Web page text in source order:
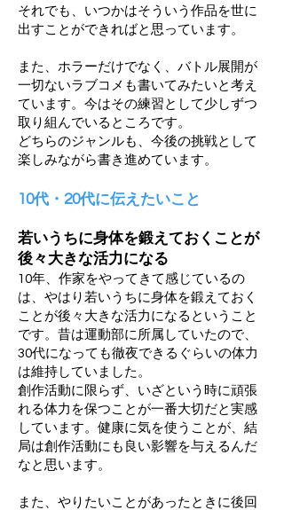
それでも、いつかはそういう作品を世に
出すことができればと思っています。
また、ホラーだけでなく、バトル展開が
一切ないラブコメも書いてみたいと考え
ています。今はその練習として少しずつ
取り組んでいるところです。
どちらのジャンルも、今後の挑戦として
楽しみながら書き進めています。
10代・20代に伝えたいこと
若いうちに身体を鍛えておくことが
後々大きな活力になる
10年、作家をやってきて感じているの
は、やはり若いうちに身体を鍛えておく
ことが後々大きな活力になるということ
です。昔は運動部に所属していたので、
30代になっても徹夜できるぐらいの体力
は維持していました。
創作活動に限らず、いざという時に頑張
れる体力を保つことが一番大切だと実感
しています。健康に気を使うことが、結
局は創作活動にも良い影響を与えるんだ
なと思います。
また、やりたいことがあったときに後回